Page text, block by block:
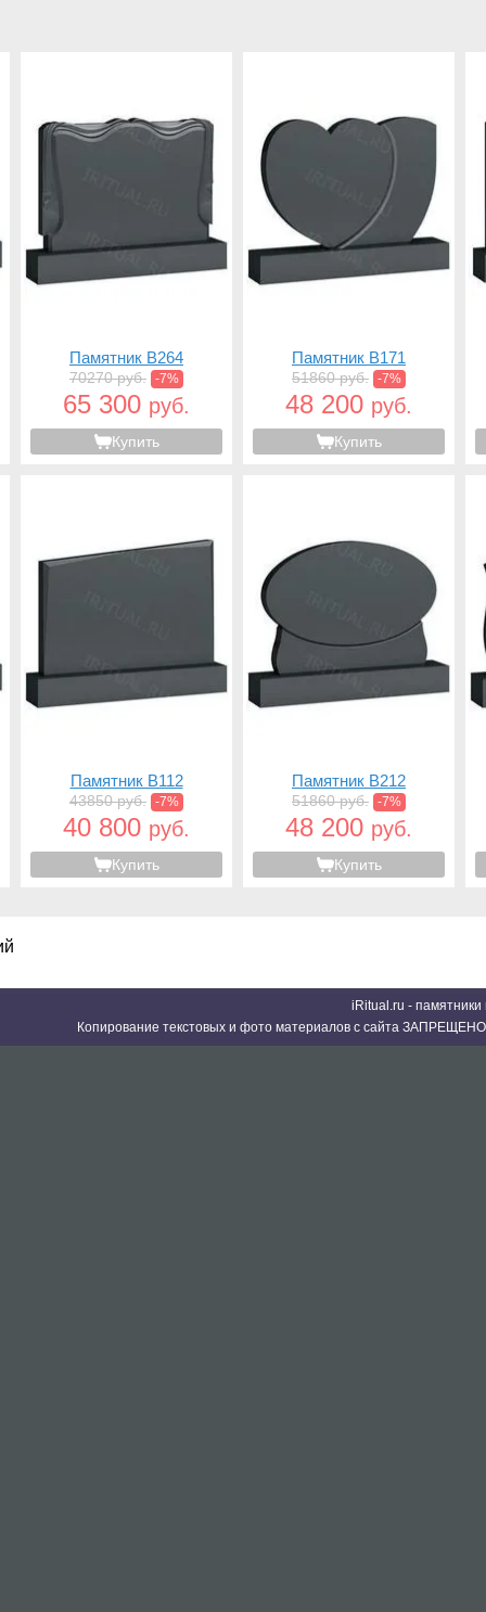
Памятник B264
70270 руб. -7%
65 300 руб.
Купить
Памятник B171
51860 руб. -7%
48 200 руб.
Купить
Памятник B112
43850 руб. -7%
40 800 руб.
Купить
Памятник B212
51860 руб. -7%
48 200 руб.
Купить
iRitual.ru -
Копирование текстовых и фото материалов с сайта